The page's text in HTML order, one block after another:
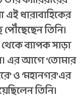
এই ধারাবাহিকের
তিনি।
ব্যাপক সাড়া
এর আগে ‘তোমার
ও ‘মহানগর’এর
তিনি।